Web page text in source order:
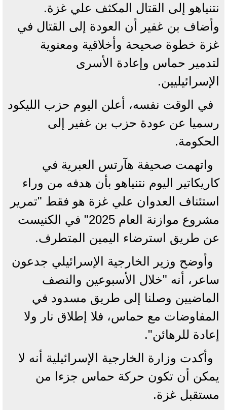
نتنياهو إلى القتال المكثف علي غزة.
وأضاف بن غفير أن العودة إلى القتال في
غزة خطوة صحيحة وأخلاقية ومعنوية
لتدمير حماس وإعادة الأسرى
الإسرائيليين.
في الوقت نفسه، أعلن اليوم حزب الليكود
رسميا عن عودة حزب بن غفير إلى
الحكومة.
واتهمت صحيفة هآرتس العبرية في
كاريكاتير اليوم نتنياهو بأن هدفه من وراء
استئناف العدوان علي غزة هو فقط "تمرير
مشروع موازنة العام 2025" في الكنيست
عن طريق استرضاء اليمين المتطرف.
وأوضح وزير الخارجية الإسرائيلي جدعون
ساعر، أنه "خلال الأسبوعين والنصف
الماضيين وصلنا إلى طريق مسدود في
المفاوضات مع حماس، فلا إطلاق نار ولا
إعادة للرهائن".
وأكدت وزارة الخارجية الإسرائيلية أنه لا
يمكن أن تكون حركة حماس جزءا من
مستقبل غزة.